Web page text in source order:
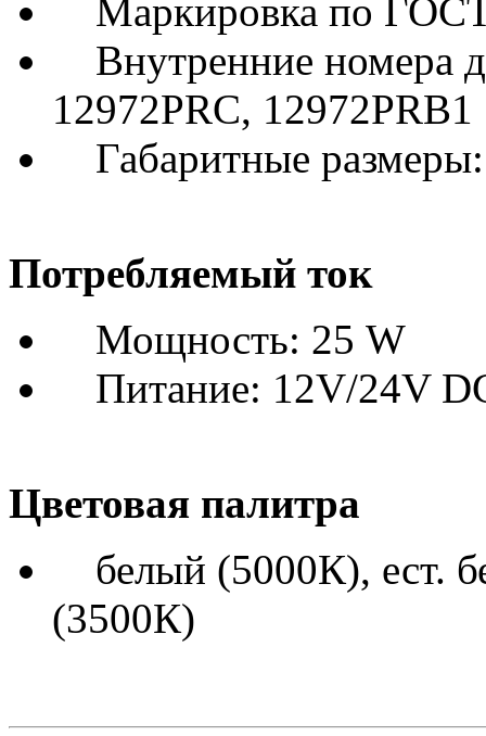
Маркировка по
Внутренние номера
12972PRC, 12972PRB1
Габаритные
Потребляемый ток
Мощность: 25 W
Питание: 12V/24V
Цветовая палитра
белый (5000К), ест.
(3500К)